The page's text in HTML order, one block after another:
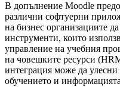
В допълнение Moodle
различни софтуерни
на бизнес организациите
инструменти, които
управление на учебния
на човешките ресурси
интеграция може да
обучението и